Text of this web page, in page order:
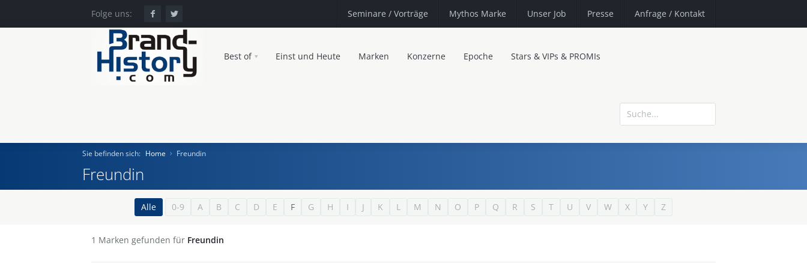
Folge uns: Seminare / Vorträge Mythos Marke Unser Job Presse Anfrage / Kontakt
Best of Einst und Heute Marken Konzerne Epoche Stars & VIPs & PROMIs
Sie befinden sich: Home Freundin
Freundin
Alle 0-9 A B C D E F G H I J K L M N O P Q R S T U V W X Y Z
1 Marken gefunden für Freundin